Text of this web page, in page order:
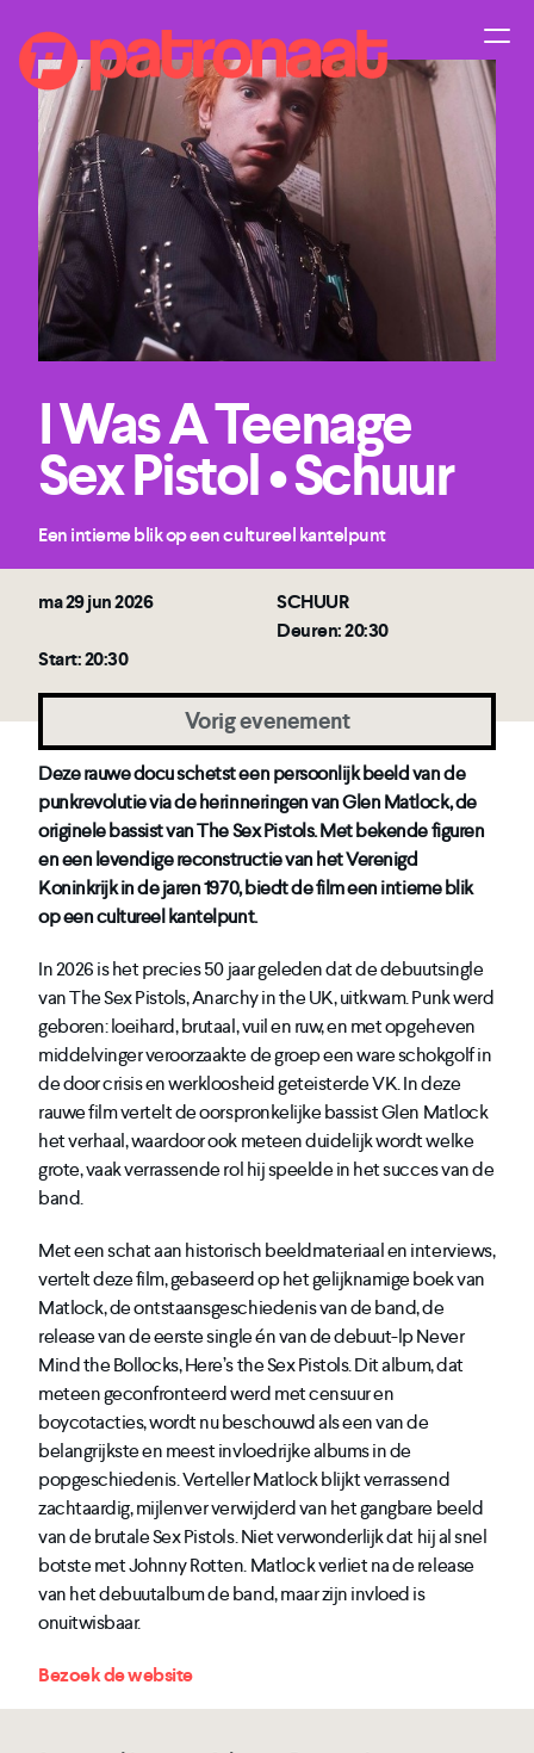
I Was A Teenage
Sex Pistol • Schuur
Een intieme blik op een cultureel kantelpunt
ma 29 jun 2026
SCHUUR
Deuren: 20:30
Start: 20:30
Vorig evenement
Deze rauwe docu schetst een persoonlijk beeld van de
punkrevolutie via de herinneringen van Glen Matlock, de
originele bassist van The Sex Pistols. Met bekende figuren
en een levendige reconstructie van het Verenigd
Koninkrijk in de jaren 1970, biedt de film een intieme blik
op een cultureel kantelpunt.
In 2026 is het precies 50 jaar geleden dat de debuutsingle
van The Sex Pistols, Anarchy in the UK, uitkwam. Punk werd
geboren: loeihard, brutaal, vuil en ruw, en met opgeheven
middelvinger veroorzaakte de groep een ware schokgolf in
de door crisis en werkloosheid geteisterde VK. In deze
rauwe film vertelt de oorspronkelijke bassist Glen Matlock
het verhaal, waardoor ook meteen duidelijk wordt welke
grote, vaak verrassende rol hij speelde in het succes van de
band.
Met een schat aan historisch beeldmateriaal en interviews,
vertelt deze film, gebaseerd op het gelijknamige boek van
Matlock, de ontstaansgeschiedenis van de band, de
release van de eerste single én van de debuut-lp Never
Mind the Bollocks, Here’s the Sex Pistols. Dit album, dat
meteen geconfronteerd werd met censuur en
boycotacties, wordt nu beschouwd als een van de
belangrijkste en meest invloedrijke albums in de
popgeschiedenis. Verteller Matlock blijkt verrassend
zachtaardig, mijlenver verwijderd van het gangbare beeld
van de brutale Sex Pistols. Niet verwonderlijk dat hij al snel
botste met Johnny Rotten. Matlock verliet na de release
van het debuutalbum de band, maar zijn invloed is
onuitwisbaar.
Bezoek de website